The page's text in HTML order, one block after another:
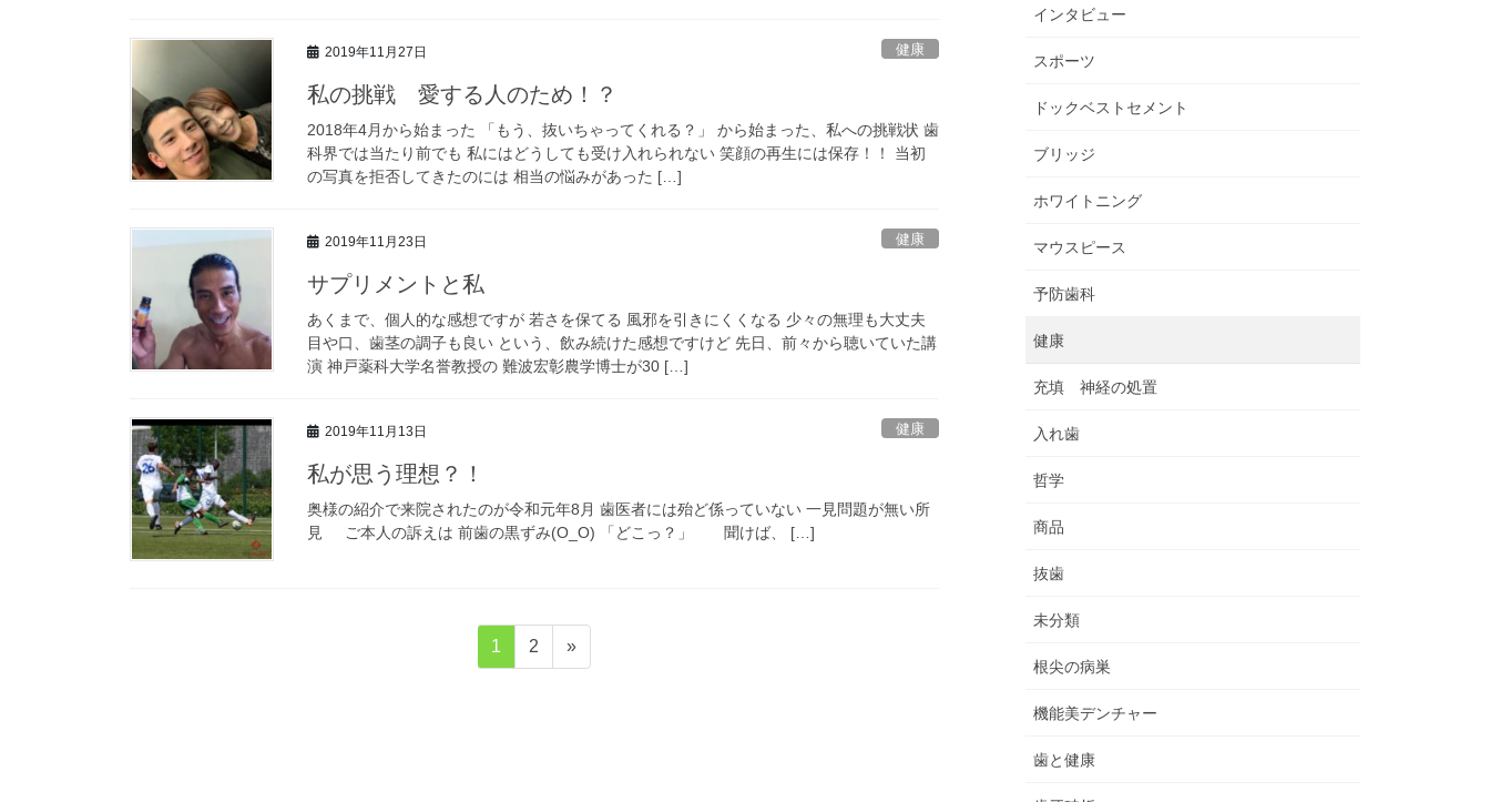
2019年11月27日 健康
私の挑戦 愛する人のため！？
2018年4月から始まった 「もう、抜いちゃってくれる？」 から始まった、私への挑戦状 歯
科界では当たり前でも 私にはどうしても受け入れられない 笑顔の再生には保存！！ 当初
の写真を拒否してきたのには 相当の悩みがあった […]
2019年11月23日 健康
サプリメントと私
あくまで、個人的な感想ですが 若さを保てる 風邪を引きにくくなる 少々の無理も大丈夫
目や口、歯茎の調子も良い という、飲み続けた感想ですけど 先日、前々から聴いていた講
演 神戸薬科大学名誉教授の 難波宏彰農学博士が30 […]
2019年11月13日 健康
私が思う理想？！
奥様の紹介で来院されたのが令和元年8月 歯医者には殆ど係っていない 一見問題が無い所
見 ご本人の訴えは 前歯の黒ずみ(O_O) 「どこっ？」 聞けば、 […]
固
定
1
固
定
2 »
インタビュー
スポーツ
ドックベストセメント
ブリッジ
ホワイトニング
マウスピース
予防歯科
健康
充填 神経の処置
入れ歯
哲学
商品
抜歯
未分類
根尖の病巣
機能美デンチャー
歯と健康